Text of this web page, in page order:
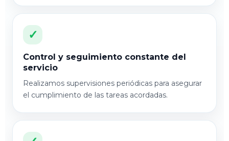
✓
Control y seguimiento constante del
servicio
Realizamos supervisiones periódicas para asegurar
el cumplimiento de las tareas acordadas.